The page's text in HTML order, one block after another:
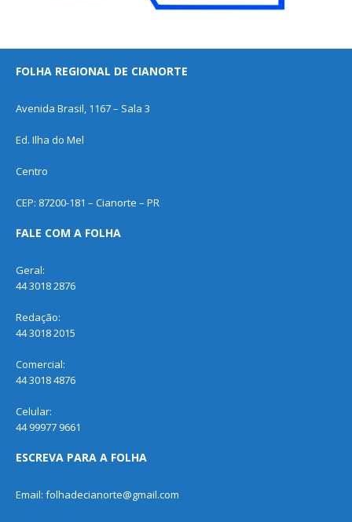
FOLHA REGIONAL DE CIANORTE
Avenida Brasil, 1167 – Sala 3
Ed. Ilha do Mel
Centro
CEP: 87200-181 – Cianorte – PR
FALE COM A FOLHA
Geral:
44 3018 2876
Redação:
44 3018 2015
Comercial:
44 3018 4876
Celular:
44 99977 9661
ESCREVA PARA A FOLHA
Email: folhadecianorte@gmail.com